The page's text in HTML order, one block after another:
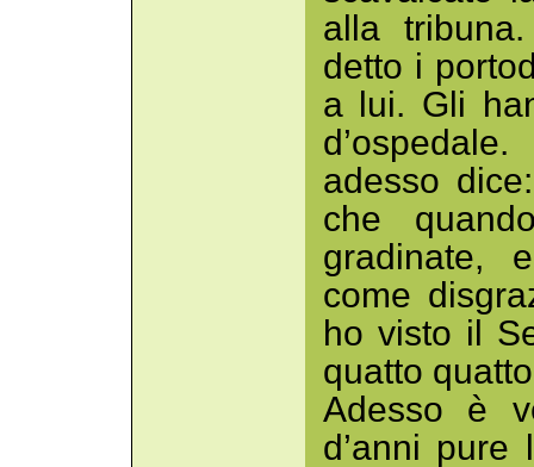
alla
detto i
a lui. Gli
adesso
che
gradinate,
come
ho visto il
quatto
Adesso è
d’anni